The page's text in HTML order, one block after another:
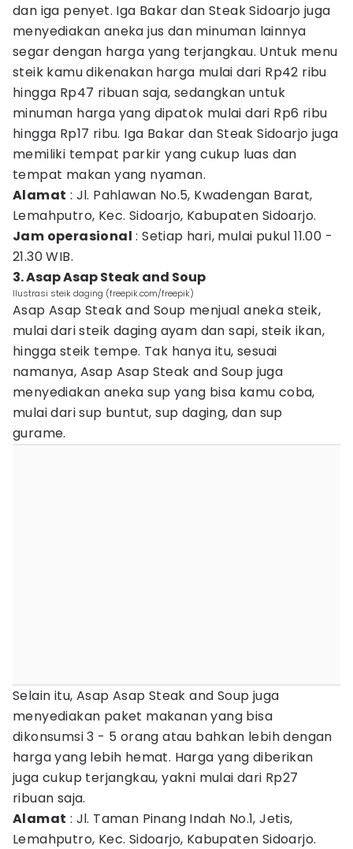
dan iga penyet. Iga Bakar dan Steak Sidoarjo juga
menyediakan aneka jus dan minuman lainnya
segar dengan harga yang terjangkau. Untuk menu
steik kamu dikenakan harga mulai dari Rp42 ribu
hingga Rp47 ribuan saja, sedangkan untuk
minuman harga yang dipatok mulai dari Rp6 ribu
hingga Rp17 ribu. Iga Bakar dan Steak Sidoarjo juga
memiliki tempat parkir yang cukup luas dan
tempat makan yang nyaman.
Alamat : Jl. Pahlawan No.5, Kwadengan Barat,
Lemahputro, Kec. Sidoarjo, Kabupaten Sidoarjo.
Jam operasional : Setiap hari, mulai pukul 11.00 -
21.30 WIB.
3. Asap Asap Steak and Soup
Ilustrasi steik daging (freepik.com/freepik)
Asap Asap Steak and Soup menjual aneka steik,
mulai dari steik daging ayam dan sapi, steik ikan,
hingga steik tempe. Tak hanya itu, sesuai
namanya, Asap Asap Steak and Soup juga
menyediakan aneka sup yang bisa kamu coba,
mulai dari sup buntut, sup daging, dan sup
gurame.
Selain itu, Asap Asap Steak and Soup juga
menyediakan paket makanan yang bisa
dikonsumsi 3 - 5 orang atau bahkan lebih dengan
harga yang lebih hemat. Harga yang diberikan
juga cukup terjangkau, yakni mulai dari Rp27
ribuan saja.
Alamat : Jl. Taman Pinang Indah No.1, Jetis,
Lemahputro, Kec. Sidoarjo, Kabupaten Sidoarjo.